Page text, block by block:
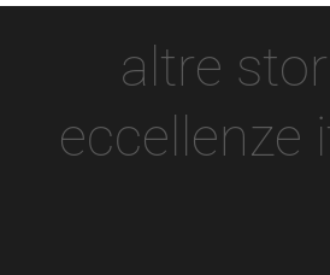
altre
eccellenze